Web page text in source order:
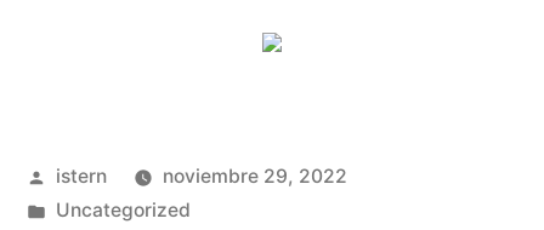
Publicado
por
istern
noviembre 29, 2022
Publicado
Uncategorized